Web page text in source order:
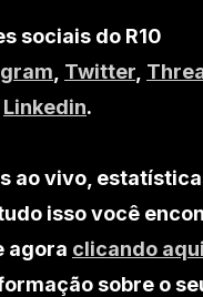
sociais do R10
Twitter
Linkedin.
ao vivo,
isso você
agora clicando aqui
sobre o